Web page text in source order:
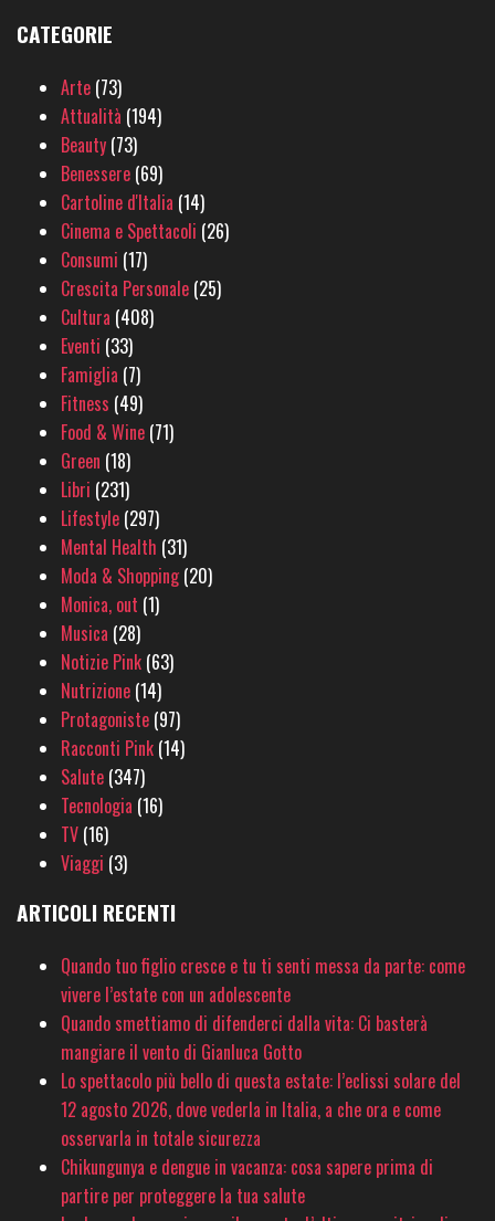
CATEGORIE
Arte (73)
Attualità (194)
Beauty (73)
Benessere (69)
Cartoline d'Italia (14)
Cinema e Spettacoli (26)
Consumi (17)
Crescita Personale (25)
Cultura (408)
Eventi (33)
Famiglia (7)
Fitness (49)
Food & Wine (71)
Green (18)
Libri (231)
Lifestyle (297)
Mental Health (31)
Moda & Shopping(20)
Monica, out (1)
Musica (28)
Notizie Pink (63)
Nutrizione (14)
Protagoniste (97)
Racconti Pink (14)
Salute (347)
Tecnologia (16)
TV (16)
Viaggi (3)
ARTICOLI RECENTI
Quando tuo figlio cresce e tu ti senti messa da parte: come
vivere l’estate con un adolescente
Quando smettiamo di difenderci dalla vita: Ci basterà
mangiare il vento di Gianluca Gotto
Lo spettacolo più bello di questa estate: l’eclissi solare del
12 agosto 2026, dove vederla in Italia, a che ora e come
osservarla in totale sicurezza
Chikungunya e dengue in vacanza: cosa sapere prima di
partire per proteggere la tua salute